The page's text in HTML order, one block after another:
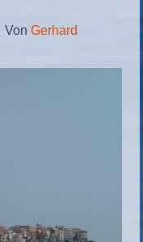
Von Gerhard